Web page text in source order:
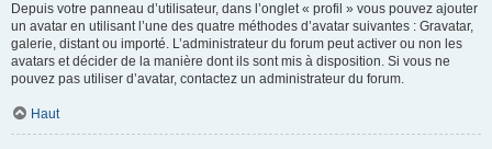
Depuis votre panneau d’utilisateur, dans l’onglet « profil » vous pouvez ajouter
un avatar en utilisant l’une des quatre méthodes d’avatar suivantes : Gravatar,
galerie, distant ou importé. L’administrateur du forum peut activer ou non les
avatars et décider de la manière dont ils sont mis à disposition. Si vous ne
pouvez pas utiliser d’avatar, contactez un administrateur du forum.
Haut